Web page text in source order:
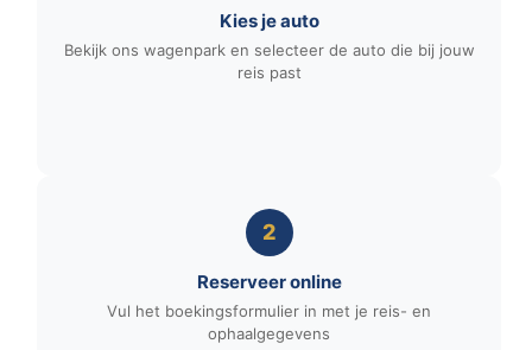
Kies je auto
Bekijk ons wagenpark en selecteer de auto die bij jouw
reis past
2
Reserveer online
Vul het boekingsformulier in met je reis- en
ophaalgegevens